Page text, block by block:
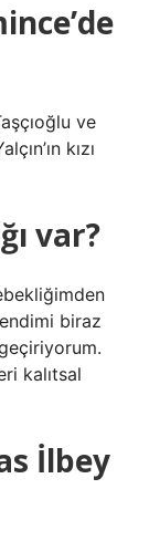
ve
kızı
var?
biraz
kalıtsal
İlbey